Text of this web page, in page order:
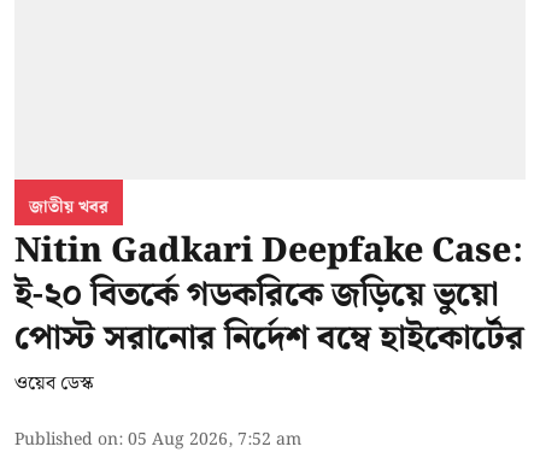
জাতীয় খবর
Nitin Gadkari Deepfake Case:
ই-২০ বিতর্কে গডকরিকে জড়িয়ে ভুয়ো
পোস্ট সরানোর নির্দেশ বম্বে হাইকোর্টের
ওয়েব ডেস্ক
Published on:05 Aug 2026, 7:52 am